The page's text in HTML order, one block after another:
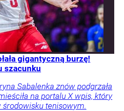
gigantyczną burzę!
szacunku
Sabalenka znów podgrzała
na portalu X wpis, który
środowisku tenisowym.